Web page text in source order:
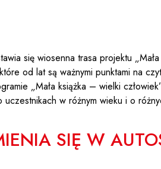
się wiosenna trasa projektu
od lat są ważnymi punktami na
„Mała książka – wielki
w różnym wieku i o
SIĘ W